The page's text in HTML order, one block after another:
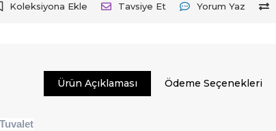
Koleksiyona Ekle Tavsiye Et Yorum Yaz
Ürün Açıklaması Ödeme Seçenekleri